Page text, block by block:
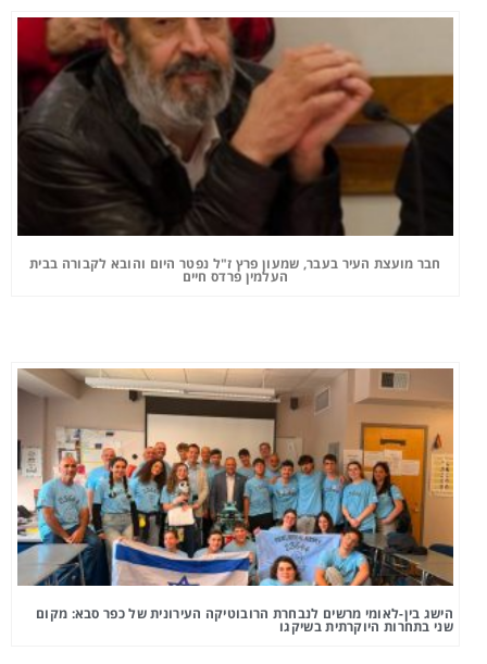
חבר מועצת העיר בעבר, שמעון פרץ ז"ל נפטר היום והובא לקבורה בבית
העלמין פרדס חיים
הישג בין-לאומי מרשים לנבחרת הרובוטיקה העירונית של כפר סבא: מקום
שני בתחרות היוקרתית בשיקגו